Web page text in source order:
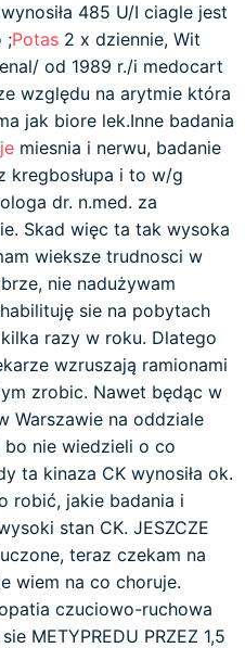
485 U/I ciagle jest
;Potas 2 x dziennie, Wit
od 1989 r./i medocart
względu na arytmie która
jak biore lek.Inne badania
miesnia i nerwu, badanie
kregbosłupa i to w/g
dr. n.med. za
Skad więc ta tak wysoka
wieksze trudnosci w
nie nadużywam
sie na pobytach
razy w roku. Dlatego
wzruszają ramionami
zrobic. Nawet będąc w
Warszawie na oddziale
bo nie wiedzieli o co
ta kinaza CK wynosiła ok.
robić, jakie badania i
stan CK. JESZCZE
teraz czekam na
wiem na co choruje.
czuciowo-ruchowa
METYPREDU PRZEZ 1,5